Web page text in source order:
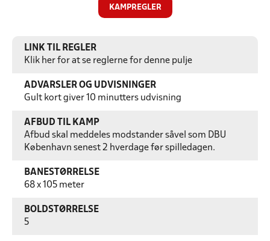
KAMPREGLER
LINK TIL REGLER
Klik her for at se reglerne for denne pulje
ADVARSLER OG UDVISNINGER
Gult kort giver 10 minutters udvisning
AFBUD TIL KAMP
Afbud skal meddeles modstander såvel som DBU
København senest 2 hverdage før spilledagen.
BANESTØRRELSE
68 x 105 meter
BOLDSTØRRELSE
5